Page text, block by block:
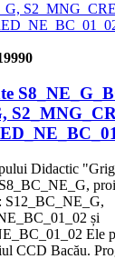
Didactic
S12_BC_NE_G,
și
Ele
CCD Bacău.